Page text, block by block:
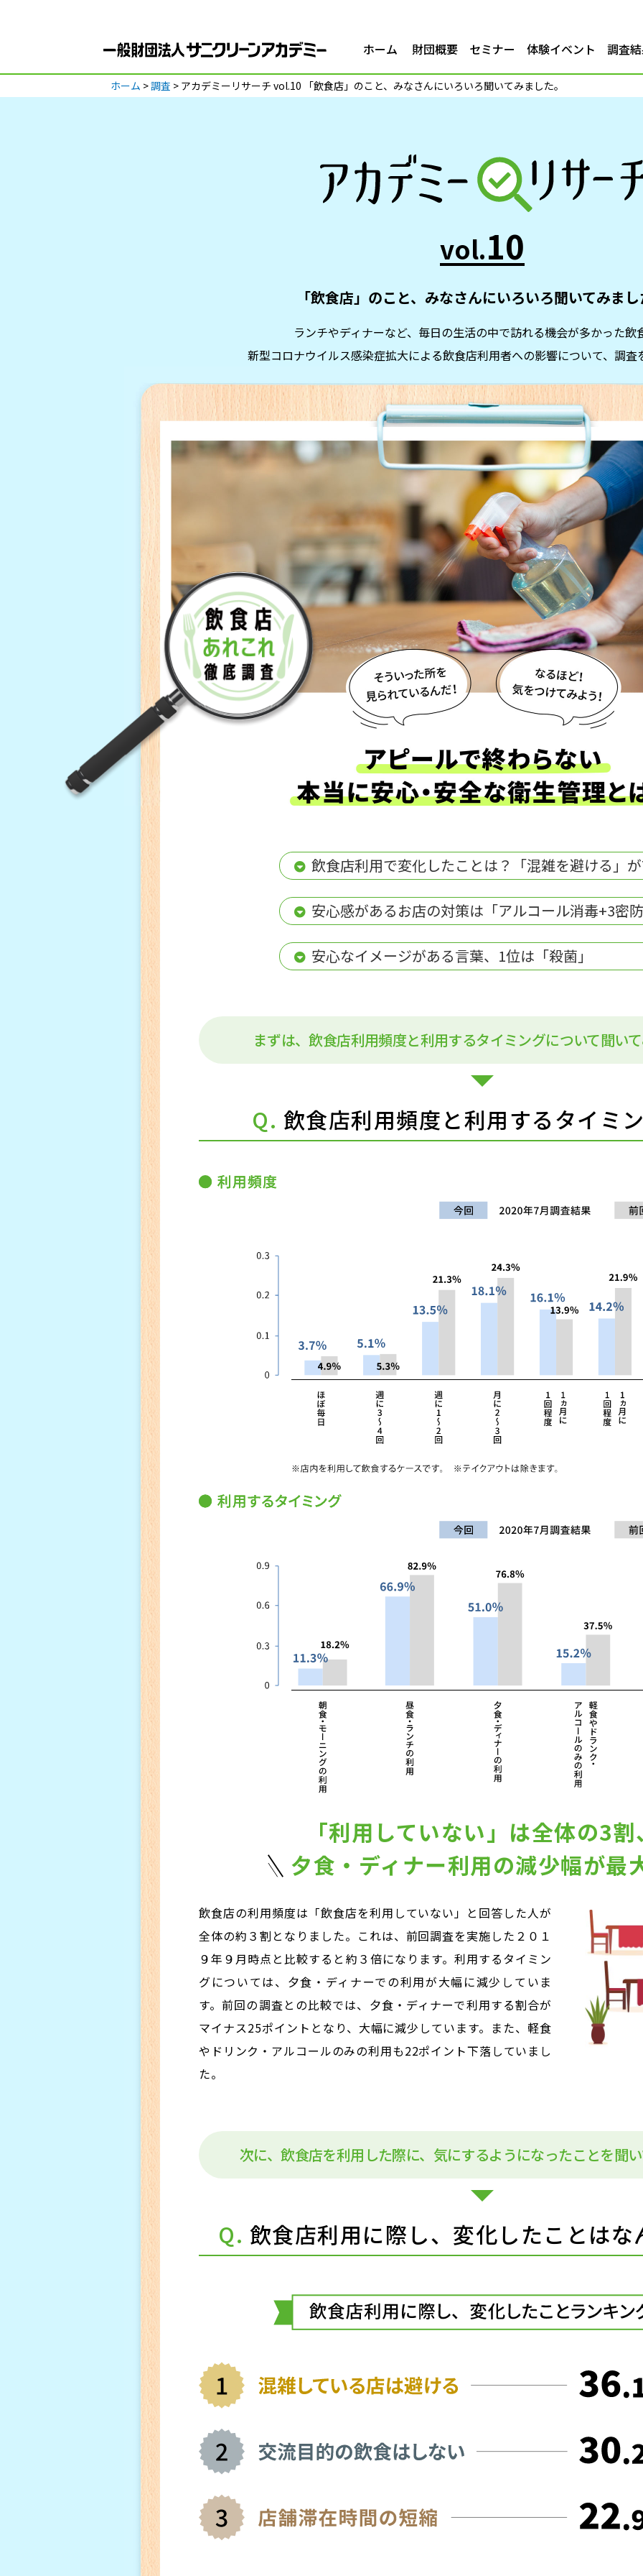
ホーム 財団概要 セミナー 体験イベント 調査
ホーム >調査 > アカデミーリサーチ vol.10 「飲食店」のこと、みなさんにいろいろ聞いてみました。
vol.10
「飲食店」のこと、みなさんにいろいろ聞いてみま
ランチやディナーなど、毎日の生活の中で訪れる機会が多かった飲
新型コロナウイルス感染症拡大による飲食店利用者への影響について、調査
飲食店利用で変化したことは？ 「混雑を避ける」
安心感があるお店の対策は 「アルコール消毒+3密
安心なイメージがある言葉、 1位は「殺菌」
まずは、飲食店利用頻度と利用するタイミングについて聞い
Q. 飲食店利用頻度と利用するタイミ
「利用していない」は全体の3割
夕食・ディナー利用の減少幅が最
飲食店の利用頻度は「飲食店を利用していない」と回答した人が
全体の約３割となりました。これは、前回調査を実施した２０１
９年９月時点と比較すると約３倍になります。利用するタイミン
グについては、夕食・ディナーでの利用が大幅に減少していま
す。前回の調査との比較では、夕食・ディナーで利用する割合が
マイナス25ポイントとなり、大幅に減少しています。また、軽食
やドリンク・アルコールのみの利用も22ポイント下落していまし
た。
次に、飲食店を利用した際に、気にするようになったことを聞
Q. 飲食店利用に際し、 変化したことはな